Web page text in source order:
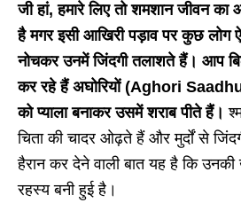
जी हां, हमारे लिए तो शमशान जीवन का
है मगर इसी आखिरी पड़ाव पर कुछ लोग
नोचकर उनमें जिंदगी तलाशते हैं। आप
कर रहे हैं अघोरियों (Aghori
को प्‍याला बनाकर उसमें शराब पीते हैं।
चिता की चादर ओढ़ते हैं और मुर्दों से
हैरान कर देने वाली बात यह है कि
रहस्‍य बनी हुई है।